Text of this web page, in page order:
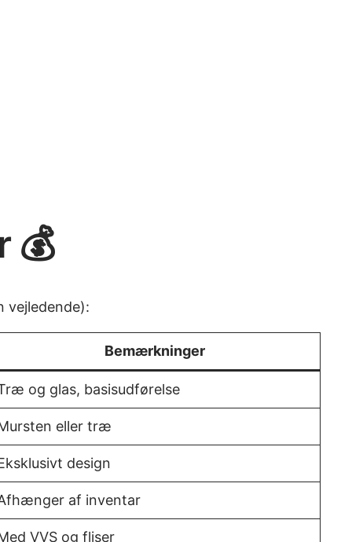
💰
vejledende):
Bemærkninger
og glas, basisudførelse
eller træ
design
af inventar
VVS og fliser